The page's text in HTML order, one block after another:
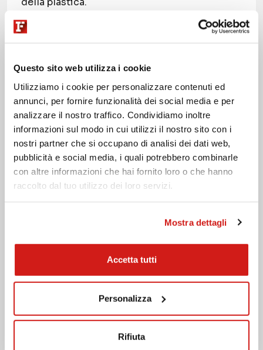
Questo sito web utilizza i cookie
Utilizziamo i cookie per personalizzare contenuti ed
annunci, per fornire funzionalità dei social media e per
analizzare il nostro traffico. Condividiamo inoltre
informazioni sul modo in cui utilizzi il nostro sito con i
nostri partner che si occupano di analisi dei dati web,
pubblicità e social media, i quali potrebbero combinarle
con altre informazioni che hai fornito loro o che hanno
raccolto dal tuo utilizzo dei loro servizi.
Mostra dettagli
Accetta tutti
Personalizza
Rifiuta
Leggi la news